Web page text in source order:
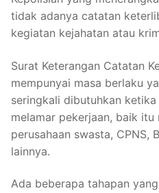
tidak adanya catatan
kegiatan kejahatan atau
Surat Keterangan Catatan
mempunyai masa berlaku
seringkali dibutuhkan
melamar pekerjaan, baik
perusahaan swasta, CPNS,
lainnya.
Ada beberapa tahapan